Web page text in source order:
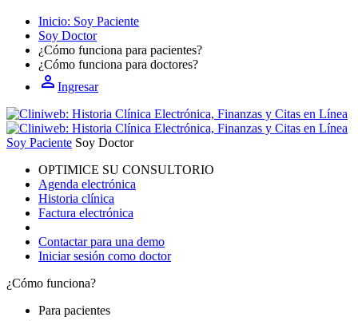
Inicio: Soy Paciente
Soy Doctor
¿Cómo funciona para pacientes?
¿Cómo funciona para doctores?
person_outline Ingresar
Soy Paciente Soy Doctor
OPTIMICE SU CONSULTORIO
Agenda electrónica
Historia clínica
Factura electrónica
Contactar para una demo
Iniciar sesión como doctor
¿Cómo funciona?
Para pacientes